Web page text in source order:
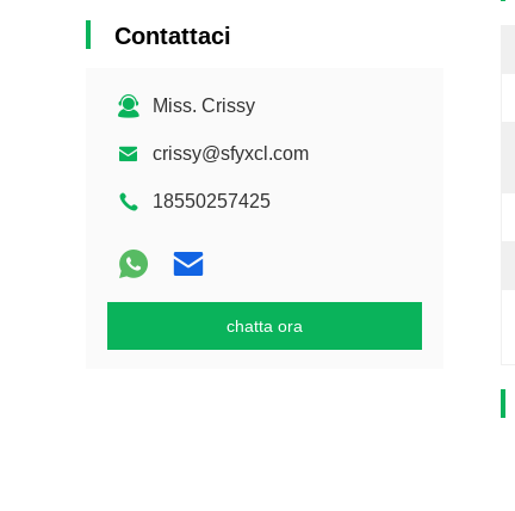
Contattaci
Miss. Crissy
crissy@sfyxcl.com
18550257425
chatta ora